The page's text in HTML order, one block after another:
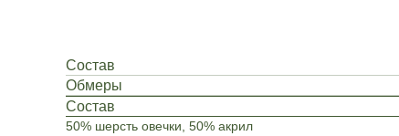
Состав
Обмеры
Состав
50% шерсть овечки, 50% акрил